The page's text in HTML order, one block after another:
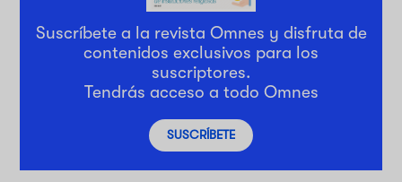
Suscríbete a la revista Omnes y disfruta de
contenidos exclusivos para los
suscriptores.
Tendrás acceso a todo Omnes
SUSCRÍBETE